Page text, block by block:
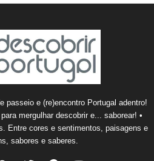
passeio e (re)encontro Portugal adentro!
mergulhar descobrir e... saborear! •
Entre cores e sentimentos, paisagens e
sabores e saberes.